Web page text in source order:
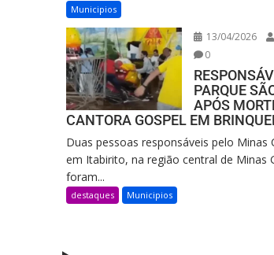
Municipios
13/04/2026
0
PARQUE
APÓS
CANTORA GOSPEL EM
Duas pessoas responsáveis pelo Minas
em Itabirito, na região central de Minas
foram...
destaques Municipios